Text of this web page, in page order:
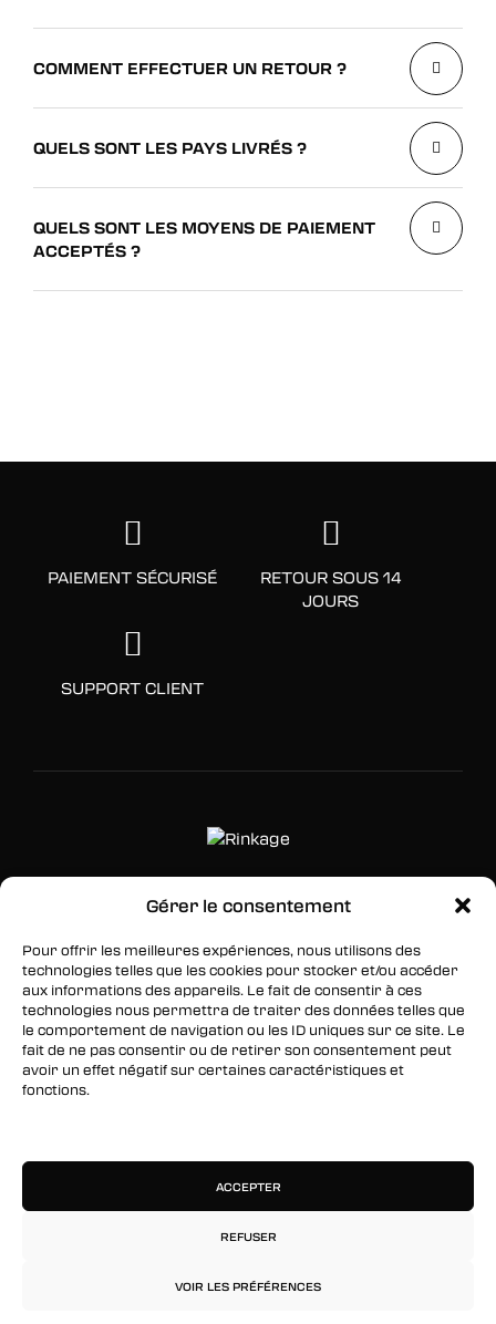
Gérer le consentement
Pour offrir les meilleures expériences, nous utilisons des
technologies telles que les cookies pour stocker et/ou accéder
aux informations des appareils. Le fait de consentir à ces
technologies nous permettra de traiter des données telles que
le comportement de navigation ou les ID uniques sur ce site. Le
fait de ne pas consentir ou de retirer son consentement peut
avoir un effet négatif sur certaines caractéristiques et
fonctions.
ACCEPTER
REFUSER
VOIR LES PRÉFÉRENCES
COMMENT EFFECTUER UN RETOUR ?
QUELS SONT LES PAYS LIVRÉS ?
QUELS SONT LES MOYENS DE PAIEMENT
ACCEPTÉS ?
PAIEMENT SÉCURISÉ
RETOUR SOUS 14
JOURS
SUPPORT CLIENT
SUIVEZ-NOUS
Facebook
Twitter
Instagram
arrivages, des ventes, du contenu exclusif, des
événements et plus encore !